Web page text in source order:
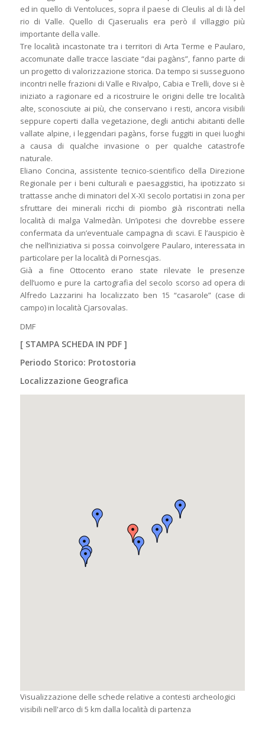
ed in quello di Ventoluces, sopra il paese di Cleulis al di là del
rio di Valle. Quello di Cjaserualis era però il villaggio più
importante della valle.
Tre località incastonate tra i territori di Arta Terme e Paularo,
accomunate dalle tracce lasciate “dai pagàns”, fanno parte di
un progetto di valorizzazione storica. Da tempo si susseguono
incontri nelle frazioni di Valle e Rivalpo, Cabia e Trelli, dove si è
iniziato a ragionare ed a ricostruire le origini delle tre località
alte, sconosciute ai più, che conservano i resti, ancora visibili
seppure coperti dalla vegetazione, degli antichi abitanti delle
vallate alpine, i leggendari pagàns, forse fuggiti in quei luoghi
a causa di qualche invasione o per qualche catastrofe
naturale.
Eliano Concina, assistente tecnico-scientifico della Direzione
Regionale per i beni culturali e paesaggistici, ha ipotizzato si
trattasse anche di minatori del X-XI secolo portatisi in zona per
sfruttare dei minerali ricchi di piombo già riscontrati nella
località di malga Valmedàn. Un’ipotesi che dovrebbe essere
confermata da un’eventuale campagna di scavi. E l’auspicio è
che nell’iniziativa si possa coinvolgere Paularo, interessata in
particolare per la località di Pornescjas.
Già a fine Ottocento erano state rilevate le presenze
dell’uomo e pure la cartografia del secolo scorso ad opera di
Alfredo Lazzarini ha localizzato ben 15 “casarole” (case di
campo) in località Cjarsovalas.
DMF
[ STAMPA SCHEDA IN PDF]
Periodo Storico: Protostoria
Localizzazione Geografica
Visualizzazione delle schede relative a contesti archeologici
visibili nell'arco di 5 km dalla località di partenza